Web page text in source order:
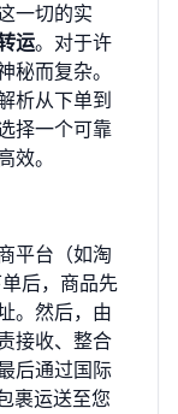
一切的实
运。对于许
秘而复杂。
析从下单到
择一个可靠
效。
平台（如淘
后，商品先
。然后，由
接收、整合
后通过国际
裹运送至您